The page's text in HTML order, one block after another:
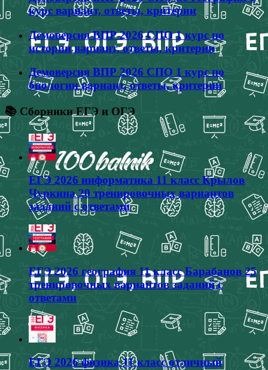
курс вариант, ответы, критерии
Демоверсия ВПР 2026 СПО 1 курс по
истории вариант, ответы, критерии
Демоверсия ВПР 2026 СПО 1 курс по
биологии вариант, ответы, критерии
📚 Сборники ЕГЭ и ОГЭ
ЕГЭ 2026 информатика 11 класс Крылов
Чуркина 20 тренировочных вариантов
заданий с ответами
ЕГЭ 2026 география 11 класс Барабанов 25
тренировочных вариантов заданий с
ответами
ЕГЭ 2026 физика 11 класс отличный